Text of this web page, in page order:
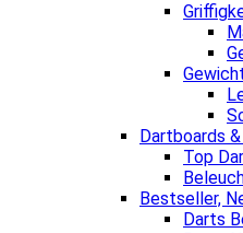
Dartboards
Top
Bestseller,
Darts